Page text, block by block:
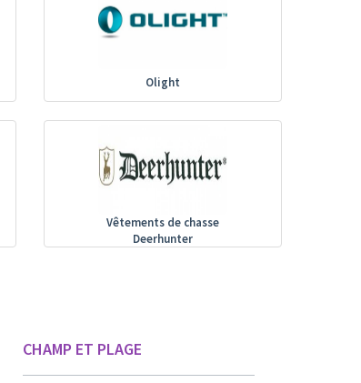
Olight
Vêtements de chasse
Deerhunter
CHAMP ET PLAGE